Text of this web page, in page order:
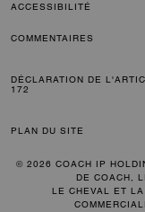
ACCESSIBILITÉ
COMMENTAIRES
DÉCLARATION DE
172
PLAN DU SITE
© 2026 COACH IP
DE COACH,
LE CHEVAL ET